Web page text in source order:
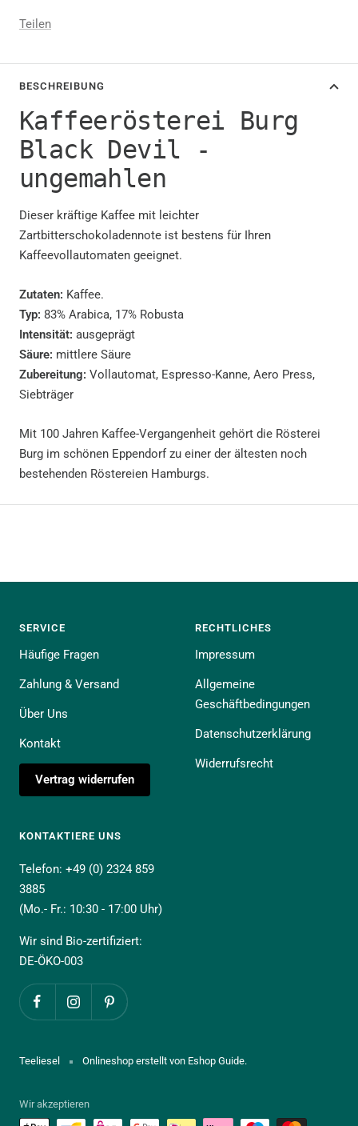
Teilen
BESCHREIBUNG
Kaffeerösterei Burg
Black Devil -
ungemahlen
Dieser kräftige Kaffee mit leichter
Zartbitterschokoladennote ist bestens für Ihren
Kaffeevollautomaten geeignet.
Zutaten: Kaffee.
Typ: 83% Arabica, 17% Robusta
Intensität: ausgeprägt
Säure: mittlere Säure
Zubereitung: Vollautomat, Espresso-Kanne, Aero Press,
Siebträger
Mit 100 Jahren Kaffee-Vergangenheit gehört die Rösterei
Burg im schönen Eppendorf zu einer der ältesten noch
bestehenden Röstereien Hamburgs.
SERVICE
Häufige Fragen
Zahlung & Versand
Über Uns
Kontakt
Vertrag widerrufen
RECHTLICHES
Impressum
Allgemeine
Geschäftbedingungen
Datenschutzerklärung
Widerrufsrecht
KONTAKTIERE UNS
Telefon: +49 (0) 2324 859
3885
(Mo.- Fr.: 10:30 - 17:00 Uhr)
Wir sind Bio-zertifiziert:
DE-ÖKO-003
Teeliesel Onlineshop erstellt von Eshop Guide.
Wir akzeptieren